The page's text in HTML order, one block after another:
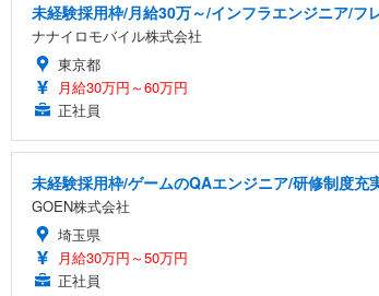
未経験採用枠/月給30万～/インフラエンジニア/フ
ナナイロモバイル株式会社
東京都
月給30万円～60万円
正社員
未経験採用枠/ゲームのQAエンジニア/研修制度充
GOEN株式会社
埼玉県
月給30万円～50万円
正社員